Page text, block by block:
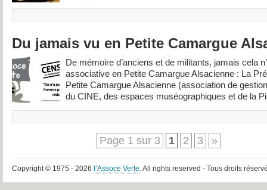
Du jamais vu en Petite Camargue
De mémoire d’anciens et de militants, jamais cela
associative en Petite Camargue Alsacienne : La
Petite Camargue Alsacienne (association de
du CINE, des espaces muséographiques et de la
Page 1 sur 3 1 2 3 »
Copyright © 1975 - 2026 l’Assoce Verte. All rights reserved - Tous droits